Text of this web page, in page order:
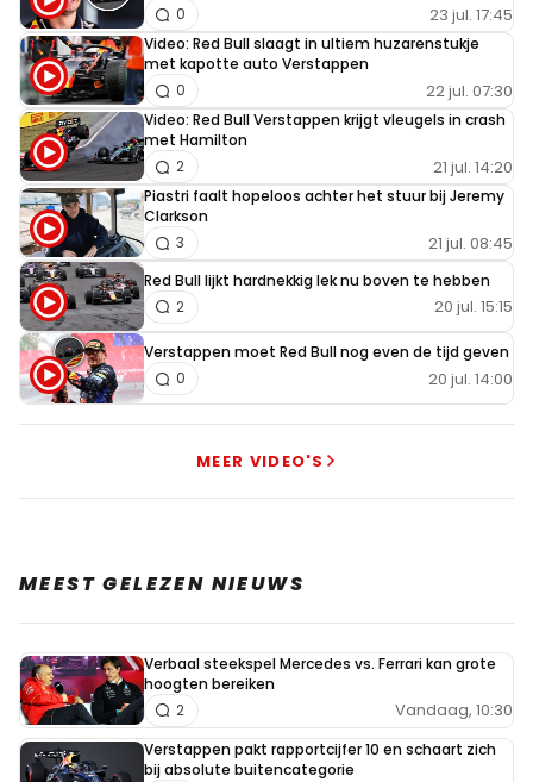
23 jul. 17:45
0
Video: Red Bull slaagt in ultiem huzarenstukje
met kapotte auto Verstappen
22 jul. 07:30
0
Video: Red Bull Verstappen krijgt vleugels in crash
met Hamilton
21 jul. 14:20
2
Piastri faalt hopeloos achter het stuur bij Jeremy
Clarkson
21 jul. 08:45
3
Red Bull lijkt hardnekkig lek nu boven te hebben
20 jul. 15:15
2
Verstappen moet Red Bull nog even de tijd geven
20 jul. 14:00
0
MEER VIDEO'S
MEEST GELEZEN NIEUWS
Verbaal steekspel Mercedes vs. Ferrari kan grote
hoogten bereiken
Vandaag, 10:30
2
Verstappen pakt rapportcijfer 10 en schaart zich
bij absolute buitencategorie